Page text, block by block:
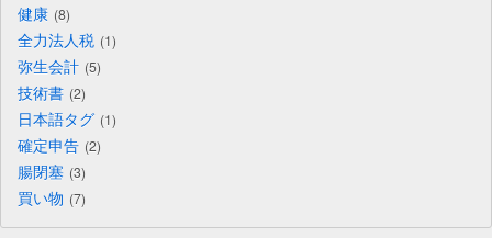
健康 8
全力法人税 1
弥生会計 5
技術書 2
日本語タグ 1
確定申告 2
腸閉塞 3
買い物 7